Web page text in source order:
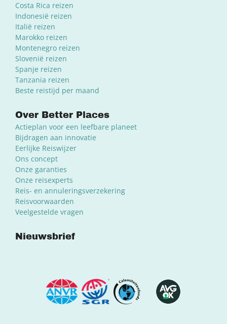
Costa Rica reizen
Indonesië reizen
Italië reizen
Marokko reizen
Montenegro reizen
Slovenië reizen
Spanje reizen
Tanzania reizen
Beste reistijd per maand
Over Better Places
Actieplan voor een leefbare planeet
Bijdragen aan innovatie
Eerlijke Reiswijzer
Ons concept
Onze garanties
Onze reisexperts
Reis- en annuleringsverzekering
Reisvoorwaarden
Veelgestelde vragen
Nieuwsbrief